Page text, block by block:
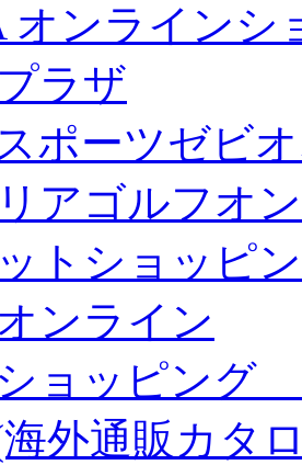
オンラインシ
ラザ
ポーツゼビ
アゴルフオ
トショッピ
ンライン
ョッピング
海外通販カタ